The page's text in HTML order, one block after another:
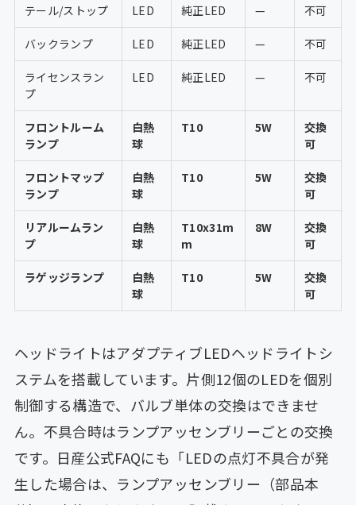
テール/ストップ LED 純正LED — 不可
バックランプ LED 純正LED — 不可
ライセンスラン
プ
LED 純正LED — 不可
フロントルーム
ランプ
白熱
球
T10 5W
交換
可
フロントマップ
ランプ
白熱
球
T10 5W
交換
可
リアルームラン
プ
白熱
球
T10x31m
m
8W
交換
可
ラゲッジランプ
白熱
球
T10 5W
交換
可
ヘッドライトはアダプティブLEDヘッドライトシ
ステムを搭載しています。片側12個のLEDを個別
制御する構造で、バルブ単体の交換はできませ
ん。不具合時はランプアッセンブリーごとの交換
です。日産公式FAQにも「LEDの点灯不具合が発
生した場合は、ランプアッセンブリー（部品本